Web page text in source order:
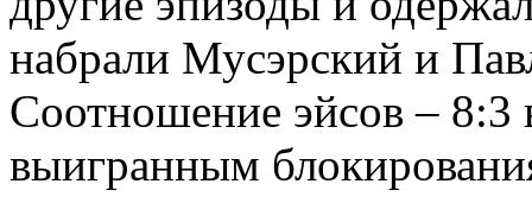
набрали Мусэрский и
Соотношение эйсов – 8:3
выигранным